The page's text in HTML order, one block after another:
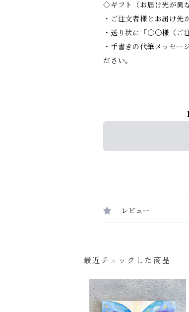
◇ギフト（お届け先が異
・ご注文者様とお届け
・送り状に「〇〇様（
・手書きの代筆メッセ
ださい。
レビュー
最近チェックした商品